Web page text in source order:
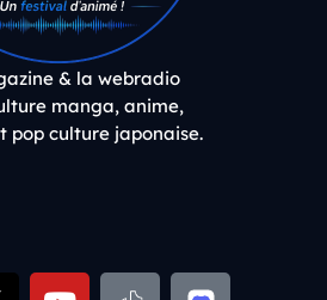
& la webradio
manga, anime,
pop culture japonaise.